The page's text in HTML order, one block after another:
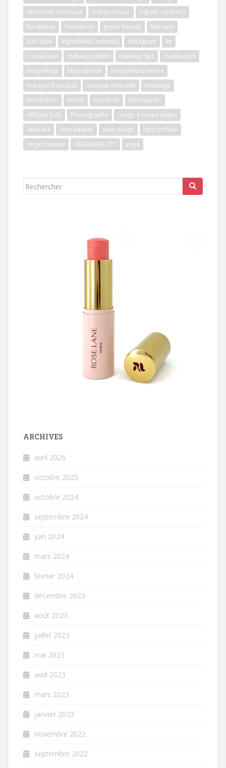
directrice artistique
entrepreneur
expert capillaire
fondateur
fondatrice green beauty
haircare
hair style
ingredients naturels Instagram
lin
l oreal luxe
makeup addict makeup tips
mannequin
maquillage
Maquilleuse
Maquilleuse mode
marque française
marque naturelle
massage
meditation
mode non toxic
Normandie
officine buly
Photographe
rouge à levres vegan
skincare
soin beauté soin visage
tips coiffure
vegan beauty
VEGANBEAUTY yoga
Rechercher...
ARCHIVES
avril 2026
octobre 2025
octobre 2024
septembre 2024
juin 2024
mars 2024
février 2024
décembre 2023
août 2023
juillet 2023
mai 2023
avril 2023
mars 2023
janvier 2023
novembre 2022
septembre 2022